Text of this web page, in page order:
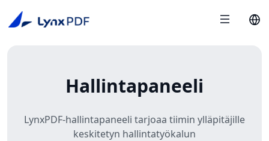
Hallintapaneeli
LynxPDF-hallintapaneeli tarjoaa tiimin ylläpitäjille
keskitetyn hallintatyökalun